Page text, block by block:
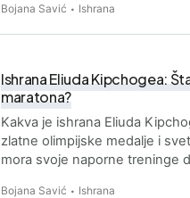
Bojana Savić Ishrana
Ishrana Eliuda Kipchogea:
maratona?
Kakva je ishrana Eliuda
zlatne olimpijske medalje i
mora svoje naporne treninge
Bojana Savić Ishrana